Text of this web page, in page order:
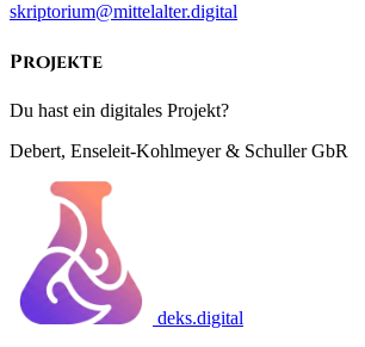
skriptorium@mittelalter.digital
Projekte
Du hast ein digitales Projekt?
Debert, Enseleit-Kohlmeyer & Schuller GbR
deks.digital